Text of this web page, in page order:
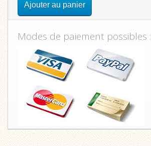
Ajouter au panier
Modes de paiement possibles :